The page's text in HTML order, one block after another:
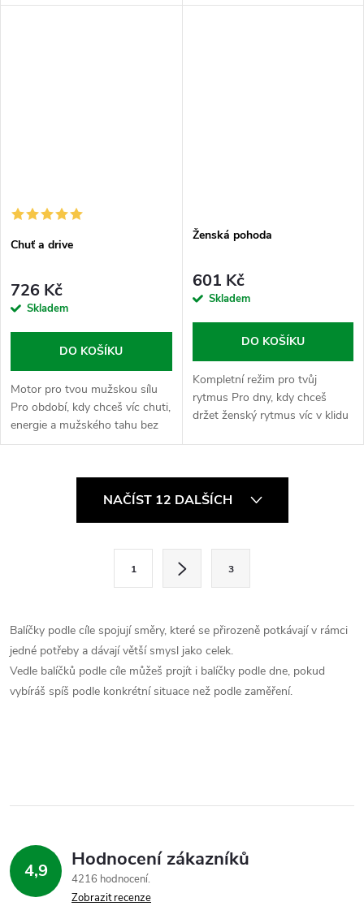
kombo je navržený pro borce a
naplno bez strachu ze selhání
Chuť a drive
726 Kč
Skladem
DO KOŠÍKU
Motor pro tvou mužskou sílu
Pro období, kdy chceš víc chuti,
energie a mužského tahu bez
zbytečnýho řešení a chaosu.
hlavní pilíř tvojí...
Ženská pohoda
601 Kč
Skladem
DO KOŠÍKU
Kompletní režim pro tvůj
rytmus Pro dny, kdy chceš
držet ženský rytmus víc v klidu
d
a
c
v
k
y
NAČÍST 12 DALŠÍCH
á
n
k
o
1 3
Balíčky podle cíle spojují směry, které se přirozeně potkávají v rámci
jedné potřeby a dávají větší smysl jako celek.
Vedle balíčků podle cíle můžeš projít i balíčky podle dne, pokud
vybíráš spíš podle konkrétní situace než podle zaměření.
4,9 Hodnocení zákazníků
4216 hodnocení
Zobrazit recenze